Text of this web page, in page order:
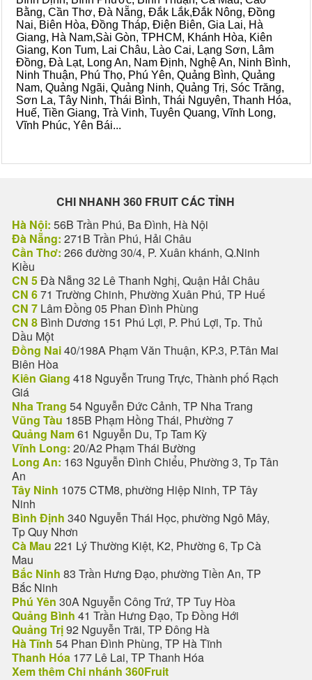
Bằng, Cần Thơ, Đà Nẵng, Đắk Lắk,Đắk Nông, Đồng
Nai, Biên Hòa, Đồng Tháp, Điện Biên, Gia Lai, Hà
Giang, Hà Nam,Sài Gòn, TPHCM, Khánh Hòa, Kiên
Giang, Kon Tum, Lai Châu, Lào Cai, Lạng Sơn, Lâm
Đồng, Đà Lạt, Long An, Nam Định, Nghệ An, Ninh Bình,
Ninh Thuận, Phú Thọ, Phú Yên, Quảng Bình, Quảng
Nam, Quảng Ngãi, Quảng Ninh, Quảng Trị, Sóc Trăng,
Sơn La, Tây Ninh, Thái Bình, Thái Nguyên, Thanh Hóa,
Huế, Tiền Giang, Trà Vinh, Tuyên Quang, Vĩnh Long,
Vĩnh Phúc, Yên Bái...
CHI NHANH 360 FRUIT CÁC TỈNH
Hà Nội: 56B Trần Phú, Ba Đình, Hà Nội
Đà Nẵng: 271B Trần Phú, Hải Châu
Cần Thơ: 266 đường 30/4, P. Xuân khánh, Q.Ninh
Kiều
CN 5Đà Nẵng 32 Lê Thanh Nghị, Quận Hải Châu
CN 671 Trường Chinh, Phường Xuân Phú, TP Huế
CN 7 Lâm Đồng 05 Phan Đình Phùng
CN 8 Bình Dương 151 Phú Lợi, P. Phú Lợi, Tp. Thủ
Dầu Một
Đồng Nai40/198A Phạm Văn Thuận, KP.3, P.Tân Mai
Biên Hòa
Kiên Giang 418 Nguyễn Trung Trực, Thành phố Rạch
Giá
Nha Trang 54 Nguyễn Đức Cảnh, TP Nha Trang
Vũng Tàu 185B Phạm Hồng Thái, Phường 7
Quảng Nam61 Nguyễn Du, Tp Tam Kỳ
Vĩnh Long: 20/A2 Phạm Thái Bường
Long An: 163 Nguyễn Đình Chiểu, Phường 3, Tp Tân
An
Tây Ninh 1075 CTM8, phường Hiệp Ninh, TP Tây
Ninh
Bình Định 340 Nguyễn Thái Học, phường Ngô Mây,
Tp Quy Nhơn
Cà Mau 221 Lý Thường Kiệt, K2, Phường 6, Tp Cà
Mau
Bắc Ninh 83 Trần Hưng Đạo, phường Tiền An, TP
Bắc Ninh
Phú Yên 30A Nguyễn Công Trứ, TP Tuy Hòa
Quảng Bình 41 Trần Hưng Đạo, Tp Đồng Hới
Quảng Trị92 Nguyễn Trãi, TP Đông Hà
Hà Tĩnh 54 Phan Đình Phùng, TP Hà Tĩnh
Thanh Hóa 177 Lê Lai, TP Thanh Hóa
Xem thêm Chi nhánh 360Fruit